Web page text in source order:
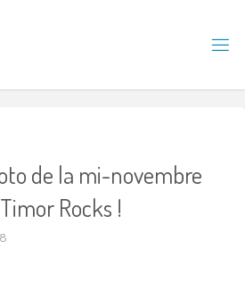
IM
C
!
de la mi-novembre
Rocks !